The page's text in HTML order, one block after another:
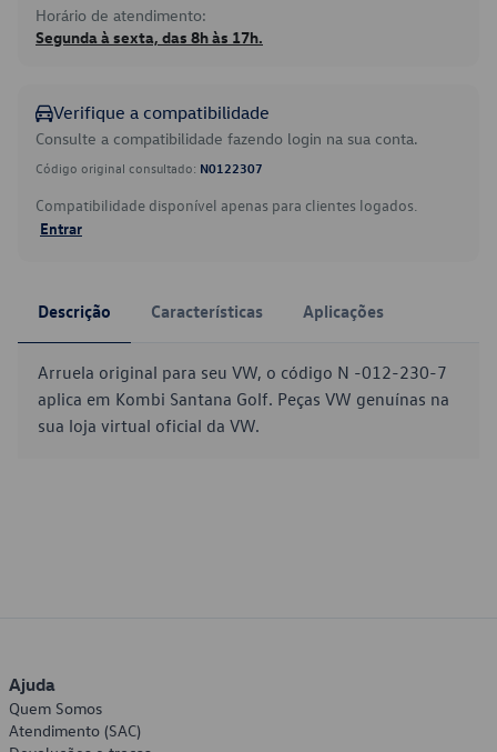
Horário de atendimento:
Segunda à sexta, das 8h às 17h.
Verifique a compatibilidade
Consulte a compatibilidade fazendo login na sua conta.
Código original consultado: N0122307
Compatibilidade disponível apenas para clientes logados.
Entrar
Descrição Características Aplicações
Arruela original para seu VW, o código N -012-230-7
aplica em Kombi Santana Golf. Peças VW genuínas na
sua loja virtual oficial da VW.
Ajuda
Quem Somos
Atendimento (SAC)